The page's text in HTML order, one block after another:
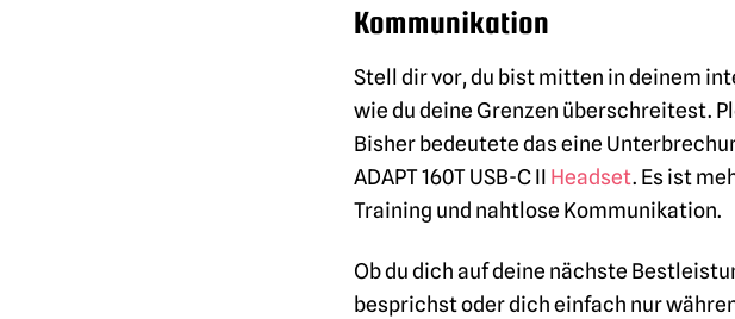
Kommunikation
Stell dir vor, du bist mitten in deinem
wie du deine Grenzen überschreitest.
Bisher bedeutete das eine
ADAPT 160T USB-C II Headset. Es ist
Training und nahtlose Kommunikation.
Ob du dich auf deine nächste
besprichst oder dich einfach nur